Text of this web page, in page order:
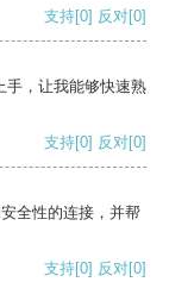
支持[0] 反对[0]
手，让我能够快速熟
支持[0] 反对[0]
全性的连接，并帮
支持[0] 反对[0]